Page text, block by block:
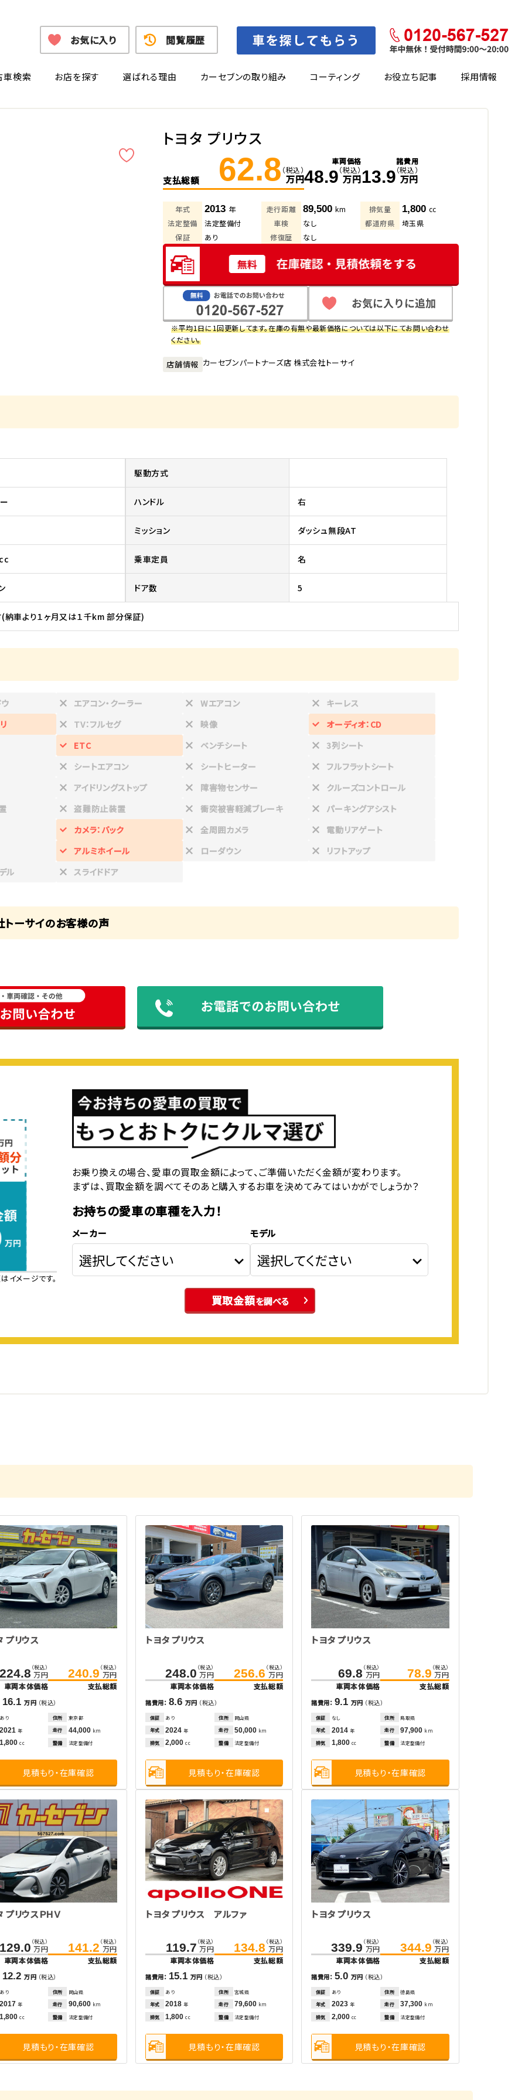
車検索 お店を探す 選ばれる理由 カーセブンの取り組み コーティング お役立ち記事 採用情報
お気に入り 閲覧履歴
トヨタ プリウス
支払総額 62.8 （税込）
万円
車両価格
48.9（税込）
万円
諸費用
13.9（税込）
万円
年式 2013 年 走行距離 89,500km 排気量 1,800 cc
法定整備
法定整備付 車検 なし 都道府県
埼玉県
保証
あり 修復歴 なし
※平均1日に1回更新してます。在庫の有無や最新価格については以下にてお問い合わせ
ください。
店舗情報 カーセブンパートナーズ店 株式会社トーサイ
駆動方式
ハンドル 右
ミッション ダッシュ無段AT
乗車定員 名
ドア数 5
納車より１ヶ月又は１千km 部分保証)
エアコン・クーラー Wエアコン
キーレス
TV：フルセグ 映像
オーディオ：CD
ETC
ベンチシート
3列シート
シートエアコン
シートヒーター
フルフラットシート
アイドリングストップ
障害物センサー
クルーズコントロール
盗難防止装置 衝突被害軽減ブレーキ
パーキングアシスト
カメラ：バック
全周囲カメラ
電動リアゲート
アルミホイール
ローダウン
リフトアップ
ル
スライドドア
ーサイのお客様の声
イメージです。
お乗り換えの場合、愛車の買取金額によって、ご準備いただく金額が変わります。
まずは、買取金額を調べてそのあと購入するお車を決めてみてはいかがでしょうか？
お持ちの愛車の車種を入力！
メーカー モデル
買取金額を調べる
プリウス
（税込）
万円
車両本体価格
240.9 （税込）
万円
支払総額
16.1万円 （税込）
あり 住所 東京都
2021年 走行 44,000 km
1,800cc 整備 法定整備付
見積もり・在庫確認
トヨタ プリウス
248.0 （税込）
万円
車両本体価格
256.6 （税込）
万円
支払総額
諸費用： 8.6 万円 （税込）
保証 あり 住所
岡山県
年式
2024年 走行 50,000 km
排気
2,000cc 整備 法定整備付
見積もり・在庫確認
トヨタ プリウス
69.8 （税込）
万円
車両本体価格
78.9 （税込）
万円
支払総額
諸費用： 9.1 万円 （税込）
保証 なし 住所
鳥取県
年式
2014 年 走行 97,900 km
排気
1,800 cc 整備 法定整備付
見積もり・在庫確認
プリウスＰＨＶ
（税込）
万円
車両本体価格
141.2 （税込）
万円
支払総額
12.2万円 （税込）
あり 住所 岡山県
2017年 走行 90,600 km
1,800cc 整備 法定整備付
見積もり・在庫確認
トヨタ プリウス アルファ
119.7 （税込）
万円
車両本体価格
134.8 （税込）
万円
支払総額
諸費用： 15.1 万円 （税込）
保証 あり 住所
宮城県
年式
2018年 走行 79,600 km
排気
1,800cc 整備 法定整備付
見積もり・在庫確認
トヨタ プリウス
339.9 （税込）
万円
車両本体価格
344.9 （税込）
万円
支払総額
諸費用： 5.0 万円 （税込）
保証 あり 住所
徳島県
年式
2023 年 走行 37,300 km
排気
2,000 cc 整備 法定整備付
見積もり・在庫確認